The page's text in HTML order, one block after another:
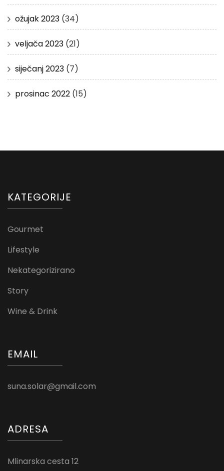
ožujak 2023 (34)
veljača 2023 (21)
siječanj 2023 (7)
prosinac 2022 (15)
KATEGORIJE
Gourmet
Lifestyle
Nekategorizirano
Story
Wine & Drink
EMAIL
suna.solar@gmail.com
ADRESA
Mlinarska cesta 12